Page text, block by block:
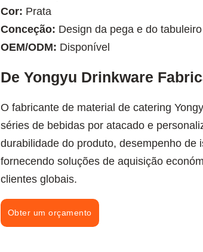
Cor: Prata
Conceção: Design da pega e do tabuleiro
OEM/ODM: Disponível
De Yongyu Drinkware
O fabricante de material de catering
séries de bebidas por atacado e
durabilidade do produto, desempenho de
fornecendo soluções de aquisição
clientes globais.
Obter um orçamento